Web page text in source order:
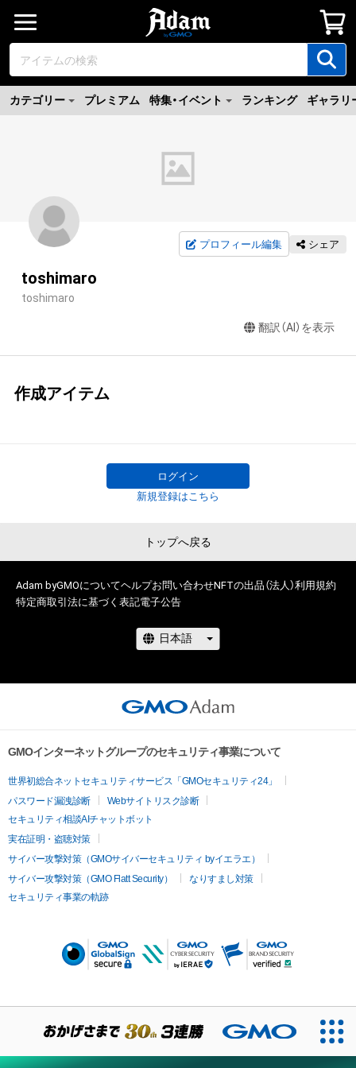
カテゴリー プレミアム 特集・イベント ランキング ギャラリ
プロフィール編集 シェア
toshimaro
toshimaro
翻訳（AI）を表示
作成アイテム
ログイン
新規登録はこちら
トップへ戻る
Adam byGMOについてヘルプお問い合わせNFTの出品（法人）利用規約
特定商取引法に基づく表記電子公告
GMOインターネットグループのセキュリティ事業について
世界初総合ネットセキュリティサービス「GMOセキュリティ24」
パスワード漏洩診断
Webサイトリスク診断
セキュリティ相談AIチャットボット
実在証明・盗聴対策
サイバー攻撃対策（GMOサイバーセキュリティ byイエラエ）
サイバー攻撃対策（GMO Flatt Security）
なりすまし対策
セキュリティ事業の軌跡